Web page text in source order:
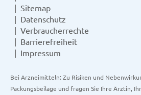
Sitemap
Datenschutz
Verbraucherrechte
Barrierefreiheit
Impressum
Bei Arzneimitteln: Zu Risiken und
Packungsbeilage und fragen Sie Ihre Ärztin,